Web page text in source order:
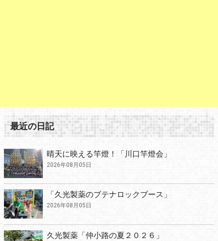
最近の日記
晴天に映える竿燈！「川口竿燈会」
2026年08月05日
「久光製薬のブテナロックブース」
2026年08月05日
久光製薬「仲小路の夏２０２６」